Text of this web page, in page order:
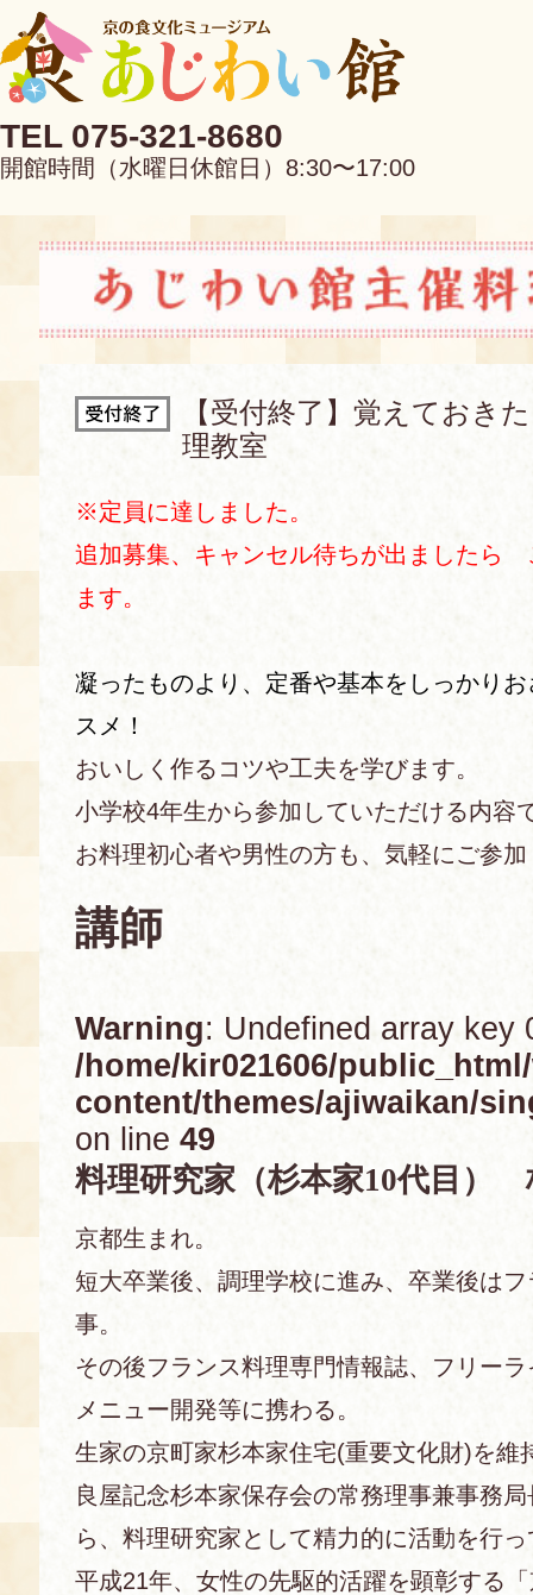
TEL 075-321-8680
開館時間（水曜日休館日）8:30〜17:00
EN 中文
京の食文化について
アクセス
FAQ
キャンセル・ご変更
食の海援隊・陸援隊 会員限定
展示室
備品リスト
空き状況・ご予約
使用料・お支払い方法
団体向け見学・体験
食の語り部の部屋
展示見学
あじわい館弁当
【受付終了】覚えておき
理教室
※定員に達しました。
追加募集、キャンセル待ちが出ましたら
ます。
凝ったものより、定番や基本をしっかり
スメ！
おいしく作るコツや工夫を学びます。
小学校4年生から参加していただける内容
お料理初心者や男性の方も、気軽にご参
講師
Warning: Undefined array key
/home/kir021606/
content/themes/ajiwaikan/
on line 49
料理研究家（杉本家10代目）
京都生まれ。
短大卒業後、調理学校に進み、卒業後は
事。
その後フランス料理専門情報誌、フリー
メニュー開発等に携わる。
生家の京町家杉本家住宅(重要文化財)を維
良屋記念杉本家保存会の常務理事兼事務
ら、料理研究家として精力的に活動を行
平成21年、女性の先駆的活躍を顕彰する